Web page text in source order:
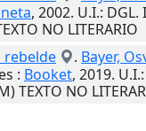
, 2002. U.I.: DGL.
NO LITERARIO
rebelde
. Bayer,
: Booket, 2019. U.I.
TEXTO NO